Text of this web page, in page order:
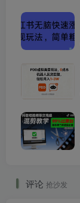
评论 抢沙发